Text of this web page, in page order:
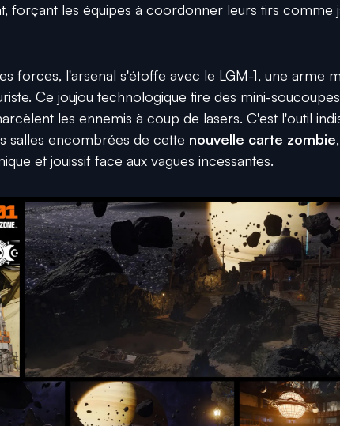
forçant les équipes à coordonner leurs tirs comme
forces, l'arsenal s'étoffe avec le LGM-1, une arme
Ce joujou technologique tire des mini-
les ennemis à coup de lasers. C'est l'outil
salles encombrées de cette nouvelle carte zombie
et jouissif face aux vagues incessantes.